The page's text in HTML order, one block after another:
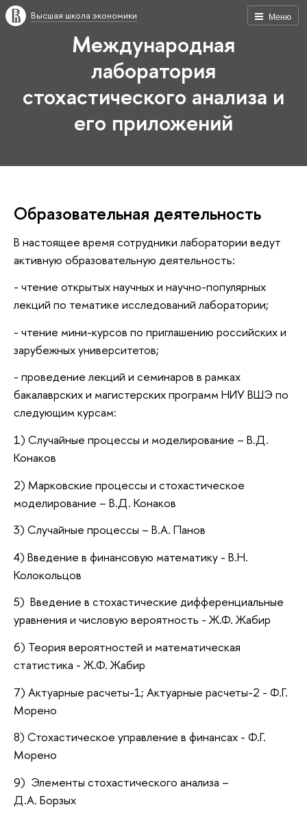
Меню
Высшая школа экономики
Международная
лаборатория
стохастического анализа и
его приложений
Образовательная деятельность
В настоящее время сотрудники лаборатории ведут
активную образовательную деятельность:
- чтение открытых научных и научно-популярных
лекций по тематике исследований лаборатории;
- чтение мини-курсов по приглашению российских и
зарубежных университетов;
- проведение лекций и семинаров в рамках
бакалаврских и магистерских программ НИУ ВШЭ по
следующим курсам:
1) Случайные процессы и моделирование – В.Д.
Конаков
2) Марковские процессы и стохастическое
моделирование – В.Д. Конаков
3) Случайные процессы – В.А. Панов
4) Введение в финансовую математику - В.Н.
Колокольцов
5) Введение в стохастические дифференциальные
уравнения и числовую вероятность - Ж.Ф. Жабир
6) Теория вероятностей и математическая
статистика - Ж.Ф. Жабир
7) Актуарные расчеты-1; Актуарные расчеты-2 - Ф.Г.
Морено
8) Стохастическое управление в финансах - Ф.Г.
Морено
9) Элементы стохастического анализа –
Д.А. Борзых